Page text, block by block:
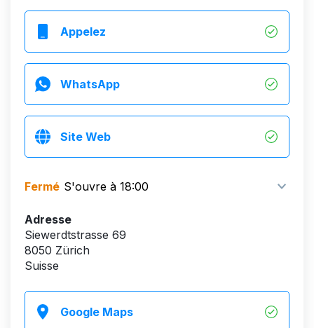
Appelez
WhatsApp
Site Web
Fermé S'ouvre à 18:00
Adresse
Siewerdtstrasse 69
8050 Zürich
Suisse
Google Maps